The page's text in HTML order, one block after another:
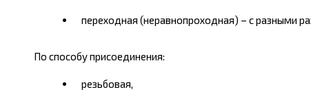
переходная (неравнопроходная) – с разными
По способу присоединения:
резьбовая,